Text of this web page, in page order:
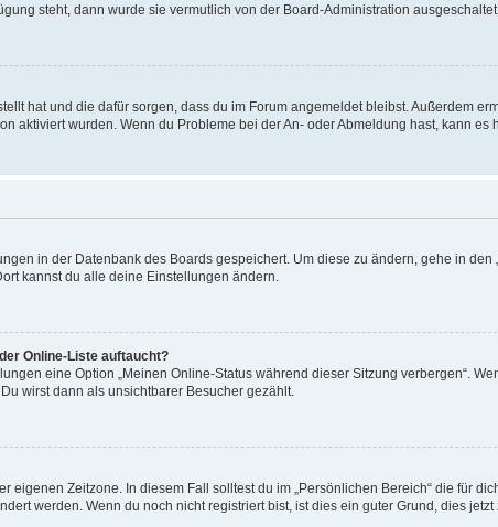
steht, dann wurde sie vermutlich von der Board-Administration ausgeschaltet.
hat und die dafür sorgen, dass du im Forum angemeldet bleibst. Außerdem
aktiviert wurden. Wenn du Probleme bei der An- oder Abmeldung hast, kann es
in der Datenbank des Boards gespeichert. Um diese zu ändern, gehe in
kannst du alle deine Einstellungen ändern.
Online-Liste auftaucht?
eine Option „Meinen Online-Status während dieser Sitzung verbergen“.
wirst dann als unsichtbarer Besucher gezählt.
eigenen Zeitzone. In diesem Fall solltest du im „Persönlichen Bereich“ die für
werden. Wenn du noch nicht registriert bist, ist dies ein guter Grund, dies jetzt